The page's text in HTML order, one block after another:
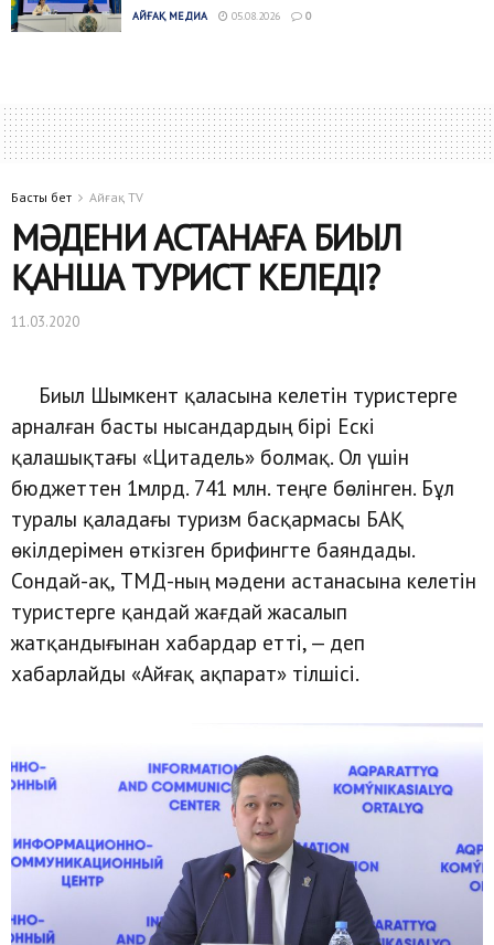
АЙҒАҚ МЕДИА 05.08.2026 0
Басты бет Айғақ TV
МӘДЕНИ АСТАНАҒА БИЫЛ
ҚАНША ТУРИСТ КЕЛЕДІ?
11.03.2020
Биыл Шымкент қаласына келетін туристерге
арналған басты нысандардың бірі Ескі
қалашықтағы «Цитадель» болмақ. Ол үшін
бюджеттен 1млрд. 741 млн. теңге бөлінген. Бұл
туралы қаладағы туризм басқармасы БАҚ
өкілдерімен өткізген брифингте баяндады.
Сондай-ақ, ТМД-ның мәдени астанасына келетін
туристерге қандай жағдай жасалып
жатқандығынан хабардар етті, — деп
хабарлайды «Айғақ ақпарат» тілшісі.